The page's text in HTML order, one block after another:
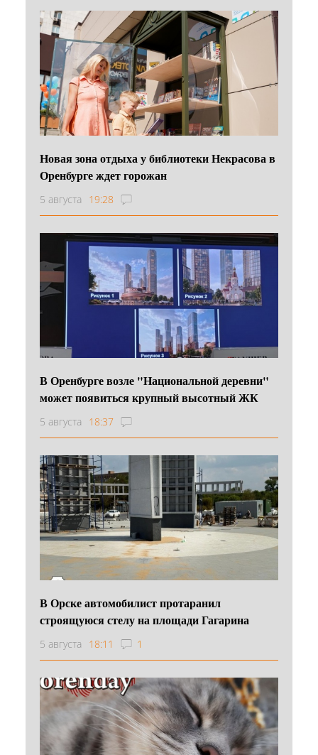
Новая зона отдыха у библиотеки Некрасова в
Оренбурге ждет горожан
5 августа 19:28
В Оренбурге возле "Национальной деревни"
может появиться крупный высотный ЖК
5 августа 18:37
В Орске автомобилист протаранил
строящуюся стелу на площади Гагарина
5 августа 18:11 1